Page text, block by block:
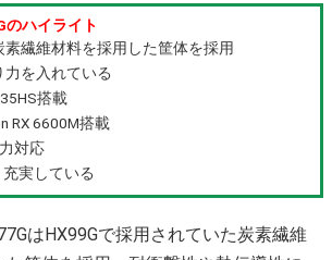
ハイライト
素繊維材料を採用した筐体を採用
を入れている
搭載
RX 6600M搭載
対応
実している
はHX99Gで採用されていた炭素繊維